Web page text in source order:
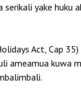
yake
Act, Cap
kuwa